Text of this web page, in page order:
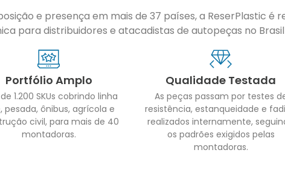
e presença em mais de 37 países, a ReserPlastic
para distribuidores e atacadistas de autopeças no
Portfólio Amplo
1.200 SKUs cobrindo linha
pesada, ônibus, agrícola e
civil, para mais de 40
montadoras.
Qualidade Testada
As peças passam por testes
resistência, estanqueidade e
realizados internamente,
os padrões exigidos pelas
montadoras.